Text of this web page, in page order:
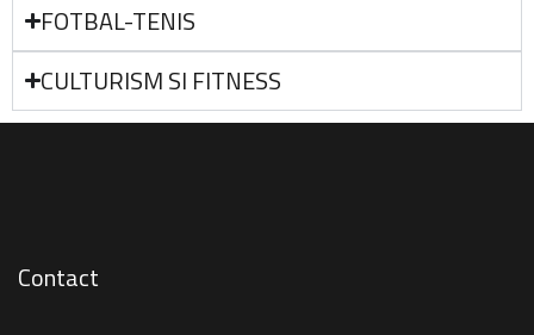
FOTBAL-TENIS
CULTURISM SI FITNESS
Contact